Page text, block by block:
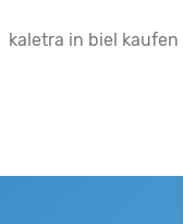
kaletra in biel kaufen